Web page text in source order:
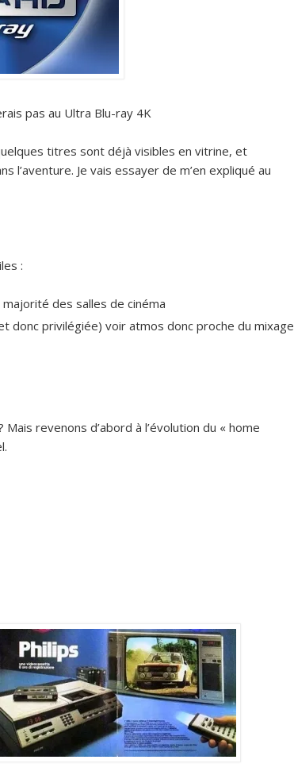
pas au Ultra Blu-ray 4K
titres sont déjà visibles en vitrine, et
l’aventure. Je vais essayer de m’en expliqué au
:
des salles de cinéma
donc privilégiée) voir atmos donc proche du mixage
revenons d’abord à l’évolution du « home